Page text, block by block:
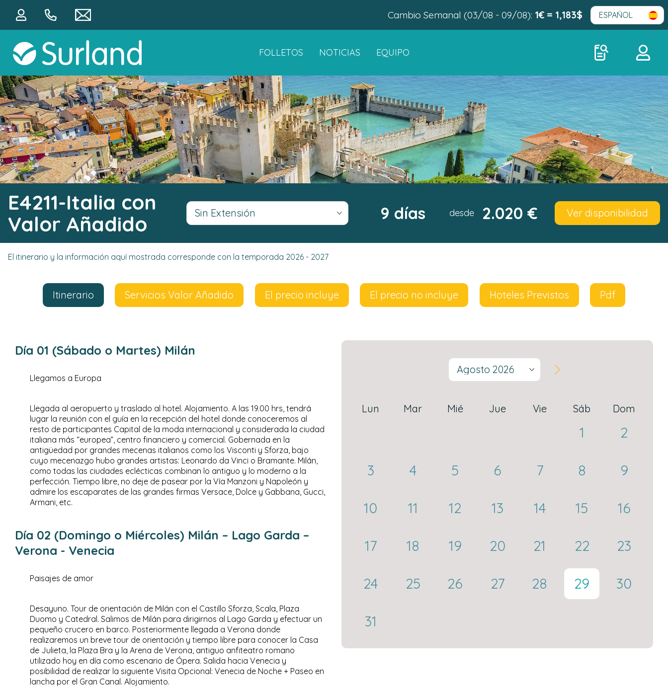
Cambio Semanal (03/08 - 09/08): 1€ = 1,183$
FOLLETOS NOTICIAS EQUIPO
E4211-Italia con
Valor Añadido
Sin Extensión 9 días desde 2.020 € Ver disponibilidad
El itinerario y la información aquí mostrada corresponde con la temporada 2026 - 2027
Itinerario Servicios Valor Añadido El precio incluye El precio no incluye Hoteles Previstos Pdf
Día 01 (Sábado o Martes) Milán
Llegamos a Europa
Llegada al aeropuerto y traslado al hotel. Alojamiento. A las 19.00 hrs, tendrá
lugar la reunión con el guía en la recepción del hotel donde conoceremos al
resto de participantes Capital de la moda internacional y considerada la ciudad
italiana más “europea”, centro financiero y comercial. Gobernada en la
antigüedad por grandes mecenas italianos como los Visconti y Sforza, bajo
cuyo mecenazgo hubo grandes artistas: Leonardo da Vinci o Bramante. Milán,
como todas las ciudades eclécticas combinan lo antiguo y lo moderno a la
perfección. Tiempo libre, no deje de pasear por la Vía Manzoni y Napoleón y
admire los escaparates de las grandes firmas Versace, Dolce y Gabbana, Gucci,
Armani, etc.
Día 02 (Domingo o Miércoles) Milán – Lago Garda –
Verona - Venecia
Paisajes de amor
Desayuno. Tour de orientación de Milán con el Castillo Sforza, Scala, Plaza
Duomo y Catedral. Salimos de Milán para dirigirnos al Lago Garda y efectuar un
pequeño crucero en barco. Posteriormente llegada a Verona donde
realizaremos un breve tour de orientación y tiempo libre para conocer la Casa
de Julieta, la Plaza Bra y la Arena de Verona, antiguo anfiteatro romano
utilizado hoy en día como escenario de Ópera. Salida hacia Venecia y
posibilidad de realizar la siguiente Visita Opcional: Venecia de Noche + Paseo en
lancha por el Gran Canal. Alojamiento.
Agosto 2026
Lun Mar Mié Jue Vie Sáb Dom
1 2
3 4 5 6 7 8 9
10 11 12 13 14 15 16
17 18 19 20 21 22 23
24 25 26 27 28 29 30
31